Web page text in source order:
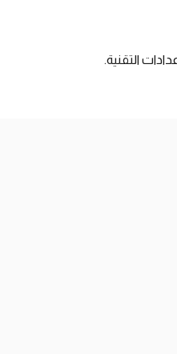
التقنية.